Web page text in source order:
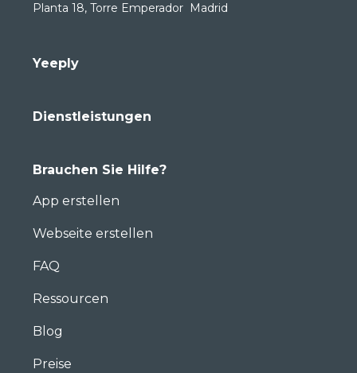
Planta 18, Torre Emperador Madrid
Yeeply
Dienstleistungen
Brauchen Sie Hilfe?
App erstellen
Webseite erstellen
FAQ
Ressourcen
Blog
Preise